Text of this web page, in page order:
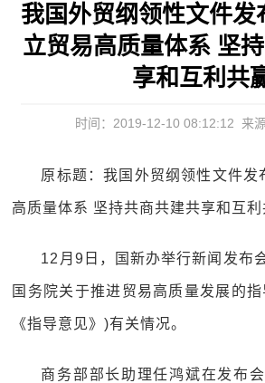
我国外贸纲领性文件发
立贸易高质量体系 坚
享和互利共
时间：2019-12-10 08:12:12 来
原标题：我国外贸纲领性文件发
高质量体系 坚持共商共建共享和互利
12月9日，国新办举行新闻发布
国务院关于推进贸易高质量发展的
《指导意见》)有关情况。
商务部部长助理任鸿斌在发布